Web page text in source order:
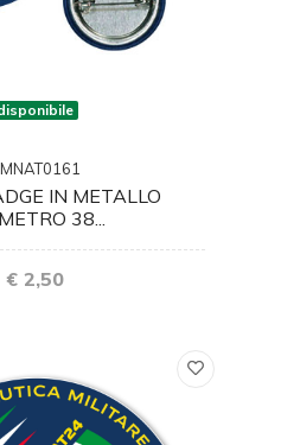
IN METALLO
38...
€ 2,50